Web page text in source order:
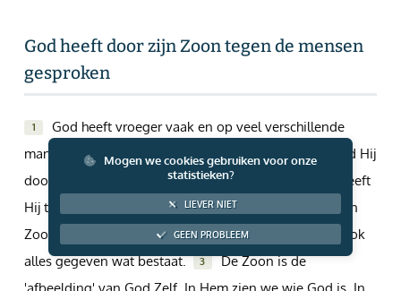
God heeft door zijn Zoon tegen de mensen
gesproken
1
God heeft vroeger vaak en op veel verschillende
manieren tegen onze voorouders gesproken. Dat deed Hij
door de profeten. Maar nu, aan het eind van de tijd, heeft
Hij tegen óns gesproken door zijn Zoon.
Door zijn
Zoon heeft Hij de wereld gemaakt. En Hij heeft Hem ook
alles gegeven wat bestaat.
3
De Zoon is de
'afbeelding' van God Zelf. In Hem zien we wie God is. In
Mogen we cookies gebruiken voor onze
statistieken?
LIEVER NIET
GEEN PROBLEEM